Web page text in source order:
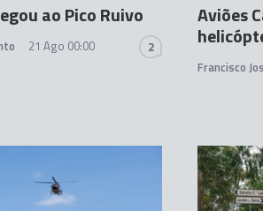
ao Pico Ruivo
21 Ago 00:00 2
Aviões
Francisco